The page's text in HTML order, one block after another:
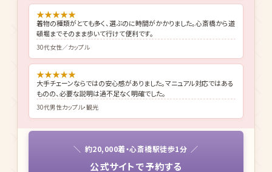
★ ★ ★ ★ ★
朝お店に行って着物を選んでから着付けと髪をセットしてもらって出か
けました。手荷物を預かってもらえて便利でした。
20代女性／友達と心斎橋観光
★ ★ ★ ★ ★
着物の種類がとても多く、選ぶのに時間がかかりました。心斎橋から道
頓堀までそのまま歩いて行けて便利です。
30代女性／カップル
★★★★★
ものの、必要な説明は過不足なく明確でした。
30代男性カップル・観光